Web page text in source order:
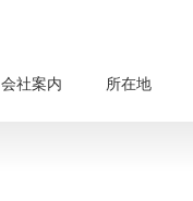
会社案内 所在地